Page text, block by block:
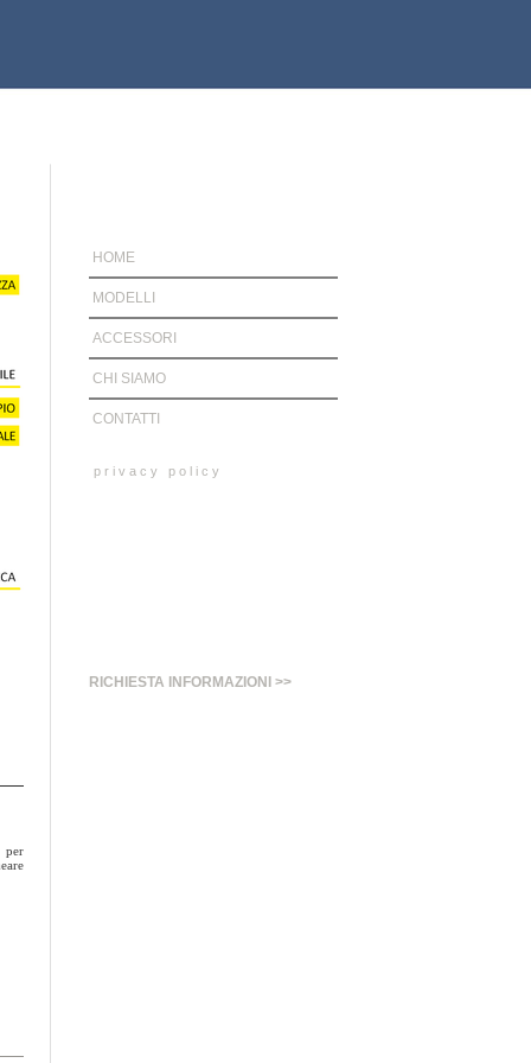
HOME
MODELLI
ACCESSORI
CHI SIAMO
CONTATTI
privacy policy
RICHIESTA INFORMAZIONI >>
per